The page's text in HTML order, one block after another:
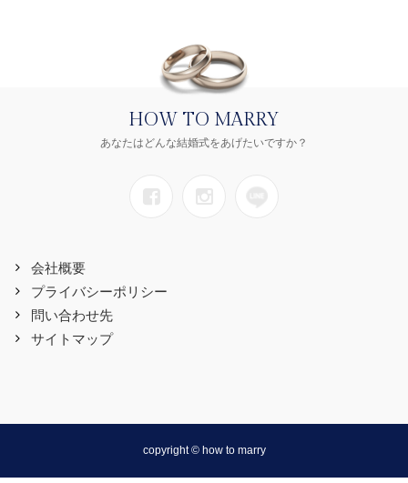
HOW TO MARRY
あなたはどんな結婚式をあげたいですか？
会社概要
プライバシーポリシー
問い合わせ先
サイトマップ
copyright © how to marry